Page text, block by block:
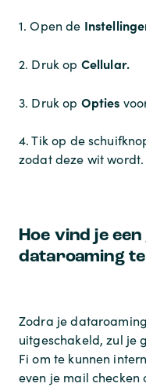
1. Open de
2. Druk op Cellular.
3. Druk op Opties
4. Tik op de
zodat deze wit wordt.
Hoe vind je
dataroaming
Zodra je
uitgeschakeld, zul je
Fi om te kunnen
even je mail checken